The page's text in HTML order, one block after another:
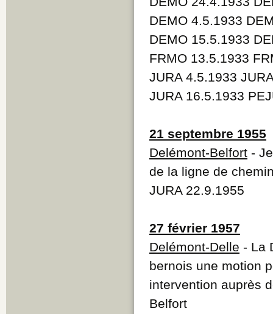
DEMO 4.5.1933
DEMO 15.5.1933
FRMO 13.5.1933
JURA 4.5.1933
JURA 16.5.1933
21 septembre 1955
Delémont-Belfort -
de la ligne de
JURA 22.9.1955
27 février 1957
Delémont-Delle - La
bernois une motion
intervention auprès
Belfort